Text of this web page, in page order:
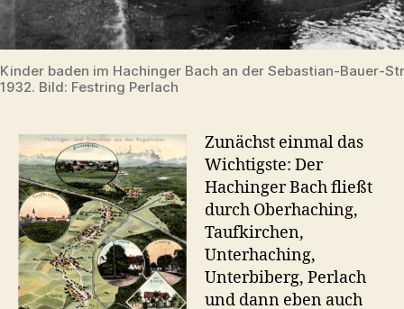
Kinder baden im Hachinger Bach an der Sebastian-Bauer-
1932. Bild: Festring Perlach
Zunächst einmal das
Wichtigste: Der
Hachinger Bach fließt
durch Oberhaching,
Taufkirchen,
Unterhaching,
Unterbiberg, Perlach
und dann eben auch